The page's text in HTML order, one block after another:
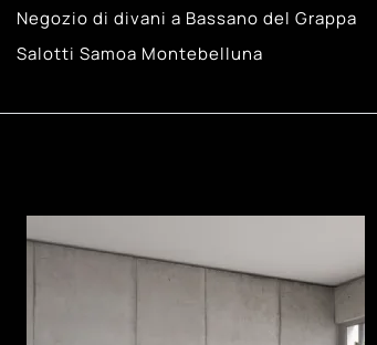
Negozio di divani a Bassano del Grappa
Salotti Samoa Montebelluna